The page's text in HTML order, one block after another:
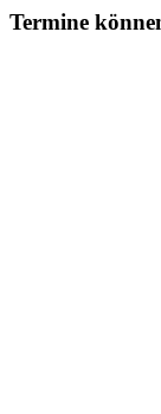
Termine